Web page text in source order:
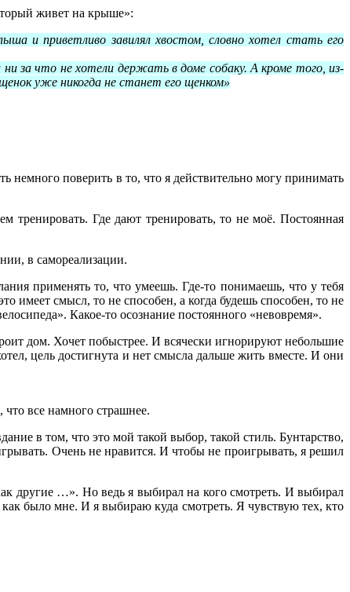
живет на крыше»:
и приветливо завилял хвостом, словно хотел стать его
за что не хотели держать в доме собаку. А кроме того, из-
уже никогда не станет его щенком»
немного поверить в то, что я действительно могу принимать
тренировать. Где дают тренировать, то не моё. Постоянная
в самореализации.
применять то, что умеешь. Где-то понимаешь, что у тебя
имеет смысл, то не способен, а когда будешь способен, то не
Какое-то осознание постоянного «невовремя».
дом. Хочет побыстрее. И всячески игнорируют небольшие
цель достигнута и нет смысла дальше жить вместе. И они
все намного страшнее.
в том, что это мой такой выбор, такой стиль. Бунтарство,
Очень не нравится. И чтобы не проигрывать, я решил
другие …». Но ведь я выбирал на кого смотреть. И выбирал
как было мне. И я выбираю куда смотреть. Я чувствую тех, кто